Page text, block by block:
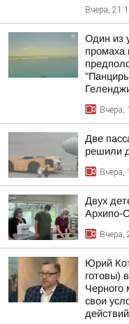
Вчера,
Один из
промаха
Вчера,
Две
решили
Вчера,
Двух
Архипо-
Вчера,
Юрий
готовы)
Черного
свои